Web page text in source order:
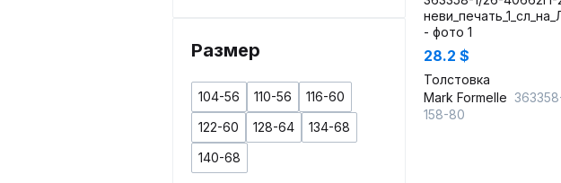
Размер
104-56 110-56
116-60
122-60
128-64
134-68
140-68
28.2 $
Толстовка
Mark Formelle 363358-1/26-40662П-2
158-80